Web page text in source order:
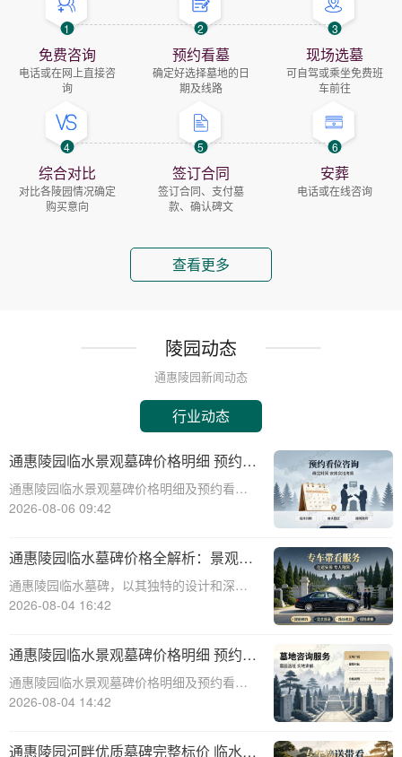
1
免费咨询
电话或在网上直接咨
询
2
预约看墓
确定好选择墓地的日
期及线路
3
现场选墓
可自驾或乘坐免费班
车前往
4
综合对比
对比各陵园情况确定
购买意向
5
签订合同
签订合同、支付墓
款、确认碑文
6
安葬
电话或在线咨询
查看更多
陵园动态
通惠陵园新闻动态
行业动态
通惠陵园临水景观墓碑价格明细 预约看
墓赠送碑文雕刻
通惠陵园临水景观墓碑价格明细及预约看墓
赠送碑文雕刻服务详解☎ 通惠陵园电话:400-
与人文情怀的现代化陵园，以其独特的临水
景观墓碑设计赢得了众多家庭的青
2026-08-06 09:42
通惠陵园临水墓碑价格全解析：景观维
护无忧，园区全额承担详解
通惠陵园临水墓碑，以其独特的设计和深远
的文化内涵，成为现代人对逝者纪念的优
自然环境和谐共生，为逝者营造一个宁静祥
和的安息之地。本文将深入探讨通惠陵园临
水墓碑的价格
2026-08-04 16:42
通惠陵园临水景观墓碑价格明细 预约看
墓赠送碑文雕刻详解
通惠陵园临水景观墓碑价格明细及预约看墓
赠送碑文雕刻详解☎ 通惠陵园电话:400-838-
越重视，墓碑作为逝者最后的尊严象征，其
2026-08-04 14:42
通惠陵园河畔优质墓碑完整标价 临水景